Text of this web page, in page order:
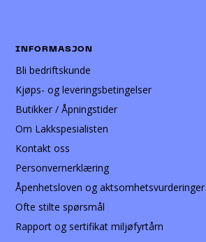
INFORMASJON
Bli bedriftskunde
Kjøps- og leveringsbetingelser
Butikker / Åpningstider
Om Lakkspesialisten
Kontakt oss
Personvernerklæring
Åpenhetsloven og aktsomhetsvurderinger
Ofte stilte spørsmål
Rapport og sertifikat miljøfyrtårn